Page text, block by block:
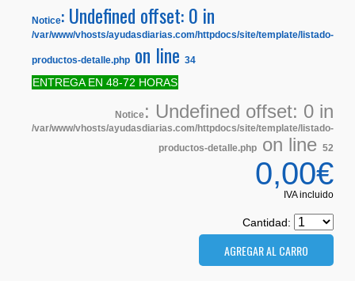
Notice: Undefined offset: 0 in
/var/www/vhosts/ayudasdiarias.com/httpdocs/site/template/listado-
productos-detalle.php on line34
ENTREGA EN 48-72 HORAS
Notice: Undefined offset: 0 in
/var/www/vhosts/ayudasdiarias.com/httpdocs/site/template/listado-
productos-detalle.php on line52
0,00€
IVA incluido
Cantidad: